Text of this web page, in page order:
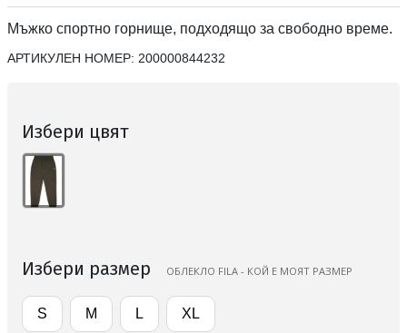
Мъжко спортно горнище, подходящо за свободно време.
АРТИКУЛЕН НОМЕР: 200000844232
Избери цвят
Избери размер ОБЛЕКЛО FILA - КОЙ Е МОЯТ РАЗМЕР
S M L XL